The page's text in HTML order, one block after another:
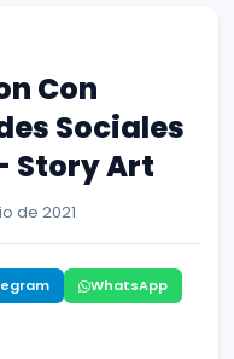
Con
Sociales
Story Art
de 2021
WhatsApp